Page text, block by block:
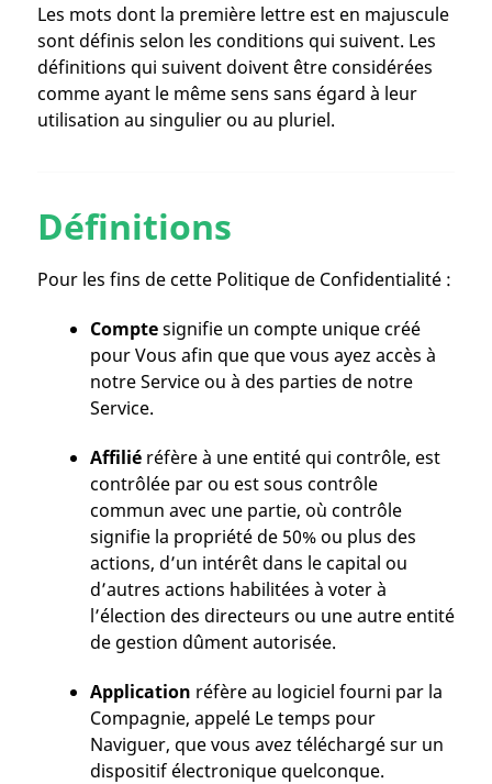
Les mots dont la première lettre est en majuscule
sont définis selon les conditions qui suivent. Les
définitions qui suivent doivent être considérées
comme ayant le même sens sans égard à leur
utilisation au singulier ou au pluriel.
Définitions
Pour les fins de cette Politique de Confidentialité :
Comptesignifie un compte unique créé
pour Vous afin que que vous ayez accès à
notre Service ou à des parties de notre
Service.
Affilié réfère à une entité qui contrôle, est
contrôlée par ou est sous contrôle
commun avec une partie, où contrôle
signifie la propriété de 50% ou plus des
actions, d’un intérêt dans le capital ou
d’autres actions habilitées à voter à
l’élection des directeurs ou une autre entité
de gestion dûment autorisée.
Application réfère au logiciel fourni par la
Compagnie, appelé Le temps pour
Naviguer, que vous avez téléchargé sur un
dispositif électronique quelconque.